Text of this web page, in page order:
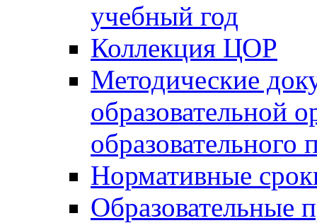
учебный год
Коллекция ЦОР
Методические
образовательной
образовательного
Нормативные
Образовательные